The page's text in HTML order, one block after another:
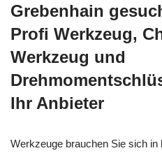
Grebenhain
Profi Werkzeug,
Werkzeug und
Ihr Anbieter
Werkzeuge brauchen Sie sich